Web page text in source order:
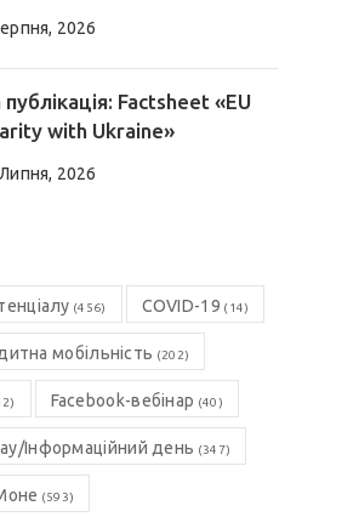
2026
Factsheet «EU
with Ukraine»
2026
(456) COVID-19 (14)
мобільність (202)
Facebook-вебінар (40)
Інформаційний день (347)
(593)